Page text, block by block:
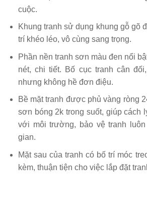
cuộc.
Khung tranh sử dụng khung gỗ gõ
trí khéo léo, vô cùng sang trọng.
Phần nền tranh sơn màu đen nổi
nét, chi tiết. Bố cục tranh cân
nhưng không hề đơn điệu.
Bề mặt tranh được phủ vàng ròng
sơn bóng 2k trong suốt, giúp cách
với môi trường, bảo vệ tranh
gian.
Mặt sau của tranh có bố trí móc
kèm, thuận tiện cho việc lắp đặt